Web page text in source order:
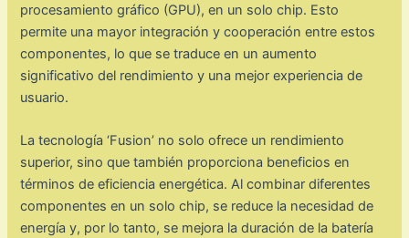
procesamiento gráfico (GPU), en un solo chip. Esto
permite una mayor integración y cooperación entre estos
componentes, lo que se traduce en un aumento
significativo del rendimiento y una mejor experiencia de
usuario.
La tecnología ‘Fusion’ no solo ofrece un rendimiento
superior, sino que también proporciona beneficios en
términos de eficiencia energética. Al combinar diferentes
componentes en un solo chip, se reduce la necesidad de
energía y, por lo tanto, se mejora la duración de la batería